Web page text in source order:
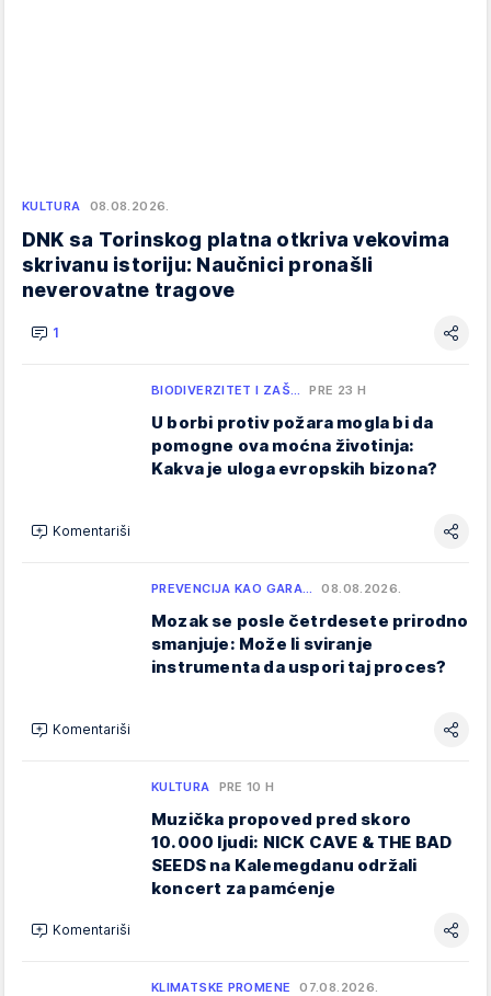
KULTURA 08.08.2026.
DNK sa Torinskog platna otkriva vekovima
skrivanu istoriju: Naučnici pronašli
neverovatne tragove
1
BIODIVERZITET I ZAŠ… PRE 23 H
U borbi protiv požara mogla bi da
pomogne ova moćna životinja:
Kakva je uloga evropskih bizona?
Komentariši
PREVENCIJA KAO GARA… 08.08.2026.
Mozak se posle četrdesete prirodno
smanjuje: Može li sviranje
instrumenta da uspori taj proces?
Komentariši
KULTURA PRE 10 H
Muzička propoved pred skoro
10.000 ljudi: NICK CAVE & THE BAD
SEEDS na Kalemegdanu održali
koncert za pamćenje
Komentariši
KLIMATSKE PROMENE 07.08.2026.